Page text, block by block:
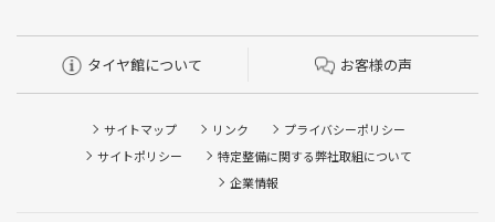
タイヤ館について お客様の声
サイトマップ リンク
プライバシーポリシー
サイトポリシー
特定整備に関する弊社取組について
企業情報